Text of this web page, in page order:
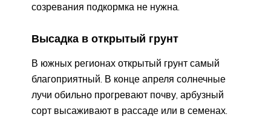
созревания подкормка не нужна.
Высадка в открытый грунт
В южных регионах открытый грунт самый
благоприятный. В конце апреля солнечные
лучи обильно прогревают почву, арбузный
сорт высаживают в рассаде или в семенах.